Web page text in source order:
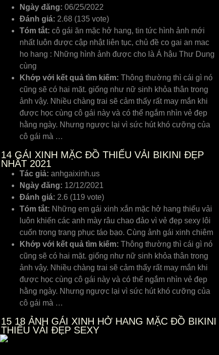
Ngày đăng: 06/25/2022
Đánh giá: 2.68 (135 vote)
Tóm tắt: cô gái ăn mặc hở hang, tin tức hình ảnh mới
nhất luôn được cập nhật liên tục, chủ đề co gai an mac
ho hang : Những hình ảnh được cho là Á hậu Thư Dung
cùng
Khớp với kết quả tìm kiếm: Thông thường thì cái gì nó
cũng sẽ có hai mặt. giống như nữ sinh khỏa thân trong
ảnh vậy. Nhiều chàng trai sẽ cảm thấy rất may mắn khi
được học cùng cô gái này và có thể ngắm nhìn vẻ đẹp
hằng ngày. Nhưng ngược lại vì sức hút khó cưỡng của
cô gái mà …
14 GÁI XINH MẶC ĐỒ THIẾU VẢI BIKINI ĐẸP
NHẤT 2021
Tác giả: anhgaixinh.us
Ngày đăng: 12/12/2021
Đánh giá: 2.6 (119 vote)
Tóm tắt: Những em gái xinh xắn mặc hở hang thiếu vải
luôn khiến các anh mày râu chao đảo vì vẻ đẹp sexy lôi
cuốn trong trang phục táo bạo. Cùng ảnh gái xinh chiêm
Khớp với kết quả tìm kiếm: Thông thường thì cái gì nó
cũng sẽ có hai mặt. giống như nữ sinh khỏa thân trong
ảnh vậy. Nhiều chàng trai sẽ cảm thấy rất may mắn khi
được học cùng cô gái này và có thể ngắm nhìn vẻ đẹp
hằng ngày. Nhưng ngược lại vì sức hút khó cưỡng của
cô gái mà …
15 18 ẢNH GÁI XINH HỞ HANG MẶC ĐỒ BIKINI
THIẾU VẢI ĐẸP SEXY